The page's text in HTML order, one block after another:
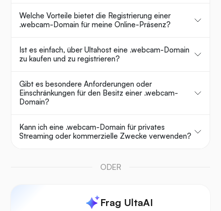
Welche Vorteile bietet die Registrierung einer
.webcam-Domain für meine Online-Präsenz?
Ist es einfach, über Ultahost eine .webcam-Domain
zu kaufen und zu registrieren?
Gibt es besondere Anforderungen oder
Einschränkungen für den Besitz einer .webcam-
Domain?
Kann ich eine .webcam-Domain für privates
Streaming oder kommerzielle Zwecke verwenden?
ODER
Frag UltaAI